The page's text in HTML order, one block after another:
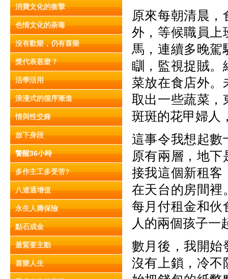
消費文化的衝擊
色情文化的荼毒
沒有歡樂，仍有喜樂
獎代表甚麼？
活學活用
浪漫式的循序漸進
情與性交鋒
放下身段
警醒36小時
多作主工多受苦?
八達通增值
永生人壽保險
點石成金
最緊要主動
喜樂人生
原來每朝清晨
外，等候職員上
馬，連續多晚駕
瞓，監視捉賊。
菜放在食店外。
取出一些蔬菜，
斑斑的花甲婦人
這事令我想起數
原有兩層，地
接我這個新租客
在天台的房間裡
每月付租金和伙
人的兩個孩子一
數月後，我開始
沒有上鎖，冷不